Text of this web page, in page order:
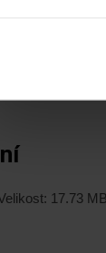
17.73 MB